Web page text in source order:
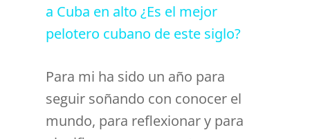
a
V
a Cuba en alto ¿Es el mejor
pelotero cubano de este siglo?
Para mi ha sido un año para
seguir soñando con conocer el
mundo, para reflexionar y para